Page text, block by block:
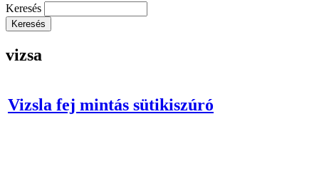
Keresés
vizsa
Vizsla fej mintás sütikiszúró